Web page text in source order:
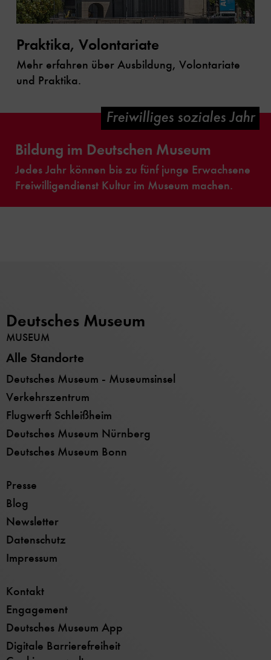
Praktika, Volontariate
Mehr erfahren über Ausbildung, Volontariate
und Praktika.
Bildung im Deutschen Museum
Jedes Jahr können bis zu fünf junge Erwachsene
Freiwilligendienst Kultur im Museum machen.
Freiwilliges soziales Jahr
Deutsches Museum
MUSEUM
Alle Standorte
Deutsches Museum - Museumsinsel
Verkehrszentrum
Flugwerft Schleißheim
Deutsches Museum Nürnberg
Deutsches Museum Bonn
Presse
Blog
Newsletter
Datenschutz
Impressum
Kontakt
Engagement
Deutsches Museum App
Digitale Barrierefreiheit